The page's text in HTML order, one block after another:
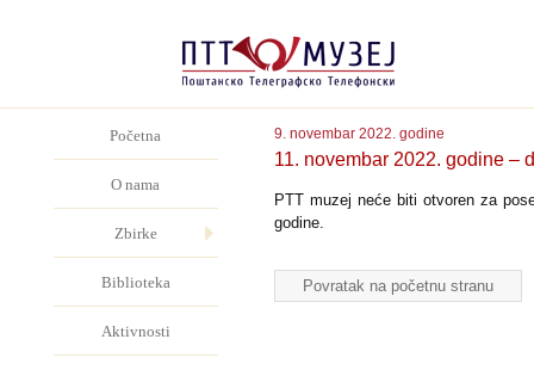
Početna
O nama
Zbirke
Biblioteka
Aktivnosti
9. novembar 2022. godine
11. novembar 2022. godine –
PTT muzej neće biti otvoren za
godine.
Povratak na početnu stranu